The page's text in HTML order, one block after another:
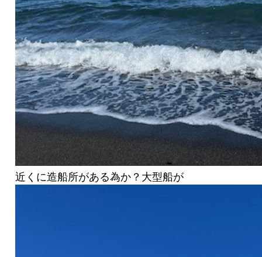
近くに造船所がある為か？大型船が